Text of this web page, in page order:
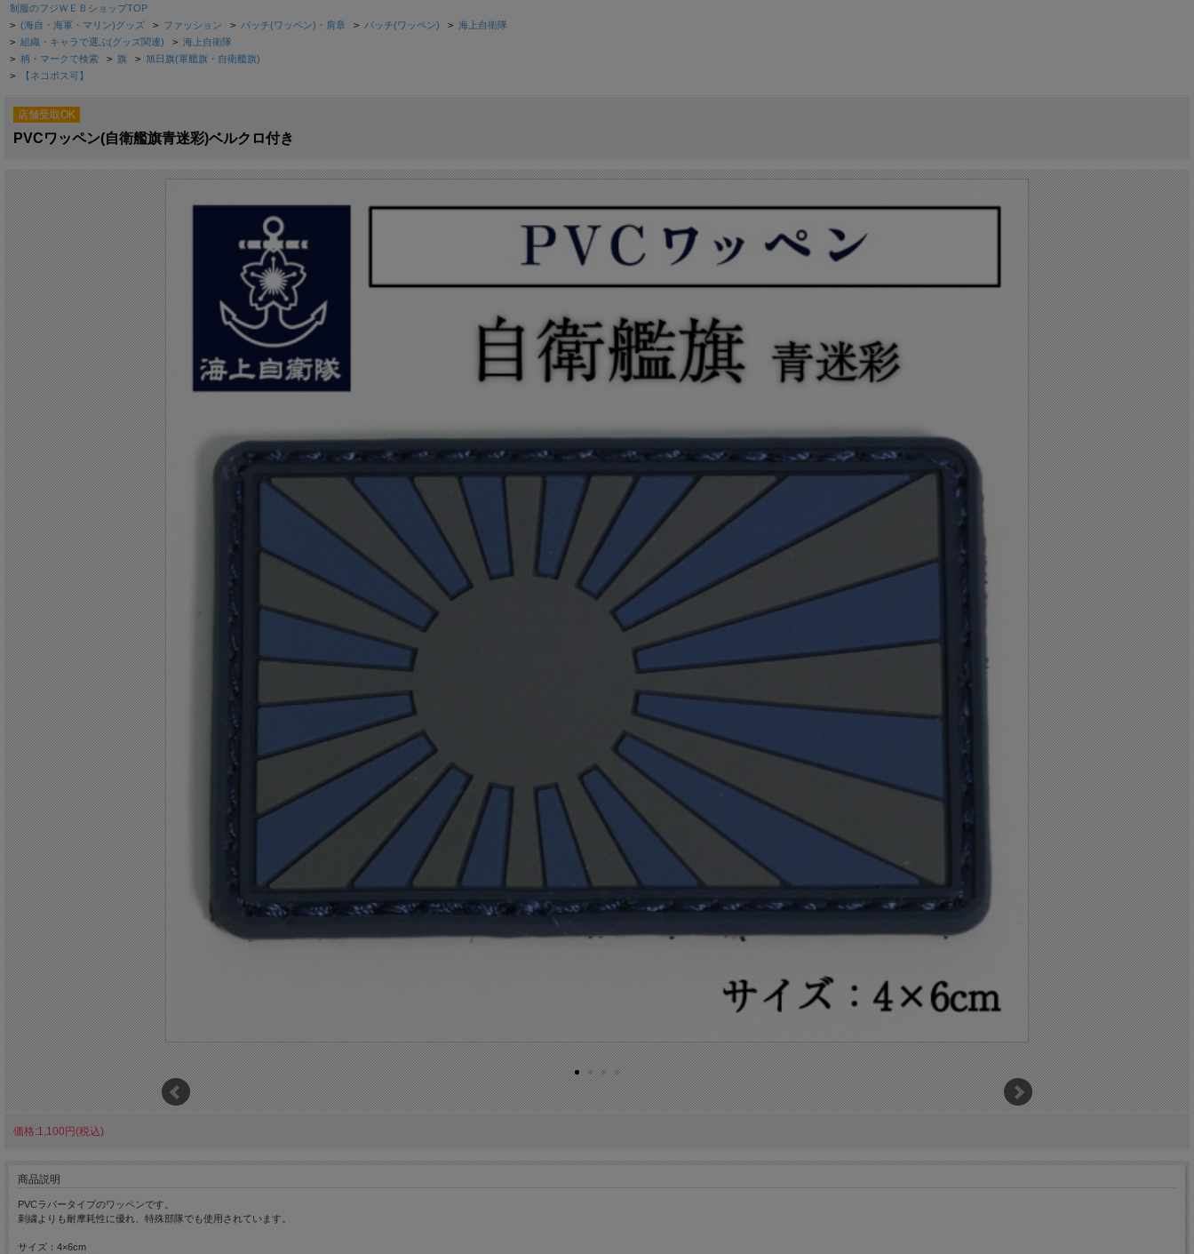
制服のフジＷＥＢショップTOP
> (海自・海軍・マリン)グッズ > ファッション > パッチ(ワッペン)・肩章 > パッチ(ワッペン) > 海上自衛隊
> 組織・キャラで選ぶ(グッズ関連) > 海上自衛隊
> 柄・マークで検索 > 旗 > 旭日旗(軍艦旗・自衛艦旗)
> 【ネコポス可】
店舗受取OK
PVCワッペン(自衛艦旗青迷彩)ベルクロ付き
価格:1,100円(税込)
商品説明
PVCラバータイプのワッペンです。
刺繍よりも耐摩耗性に優れ、特殊部隊でも使用されています。
サイズ：4×6cm